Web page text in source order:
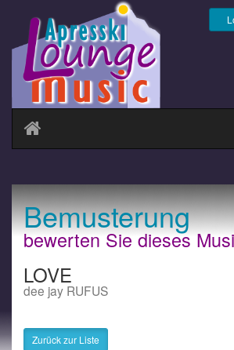
Bemusterung
bewerten Sie dieses
LOVE
dee jay RUFUS
Zurück zur Liste